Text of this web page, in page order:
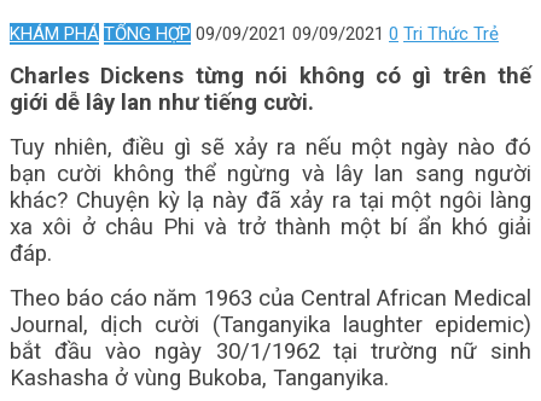
KHÁM PHÁ TỔNG HỢP 09/09/2021 09/09/2021 0 Tri Thức Trẻ
Charles Dickens từng nói không có gì trên thế
giới dễ lây lan như tiếng cười.
Tuy nhiên, điều gì sẽ xảy ra nếu một ngày nào đó
bạn cười không thể ngừng và lây lan sang người
khác? Chuyện kỳ lạ này đã xảy ra tại một ngôi làng
xa xôi ở châu Phi và trở thành một bí ẩn khó giải
đáp.
Theo báo cáo năm 1963 của Central African Medical
Journal, dịch cười (Tanganyika laughter epidemic)
bắt đầu vào ngày 30/1/1962 tại trường nữ sinh
Kashasha ở vùng Bukoba, Tanganyika.